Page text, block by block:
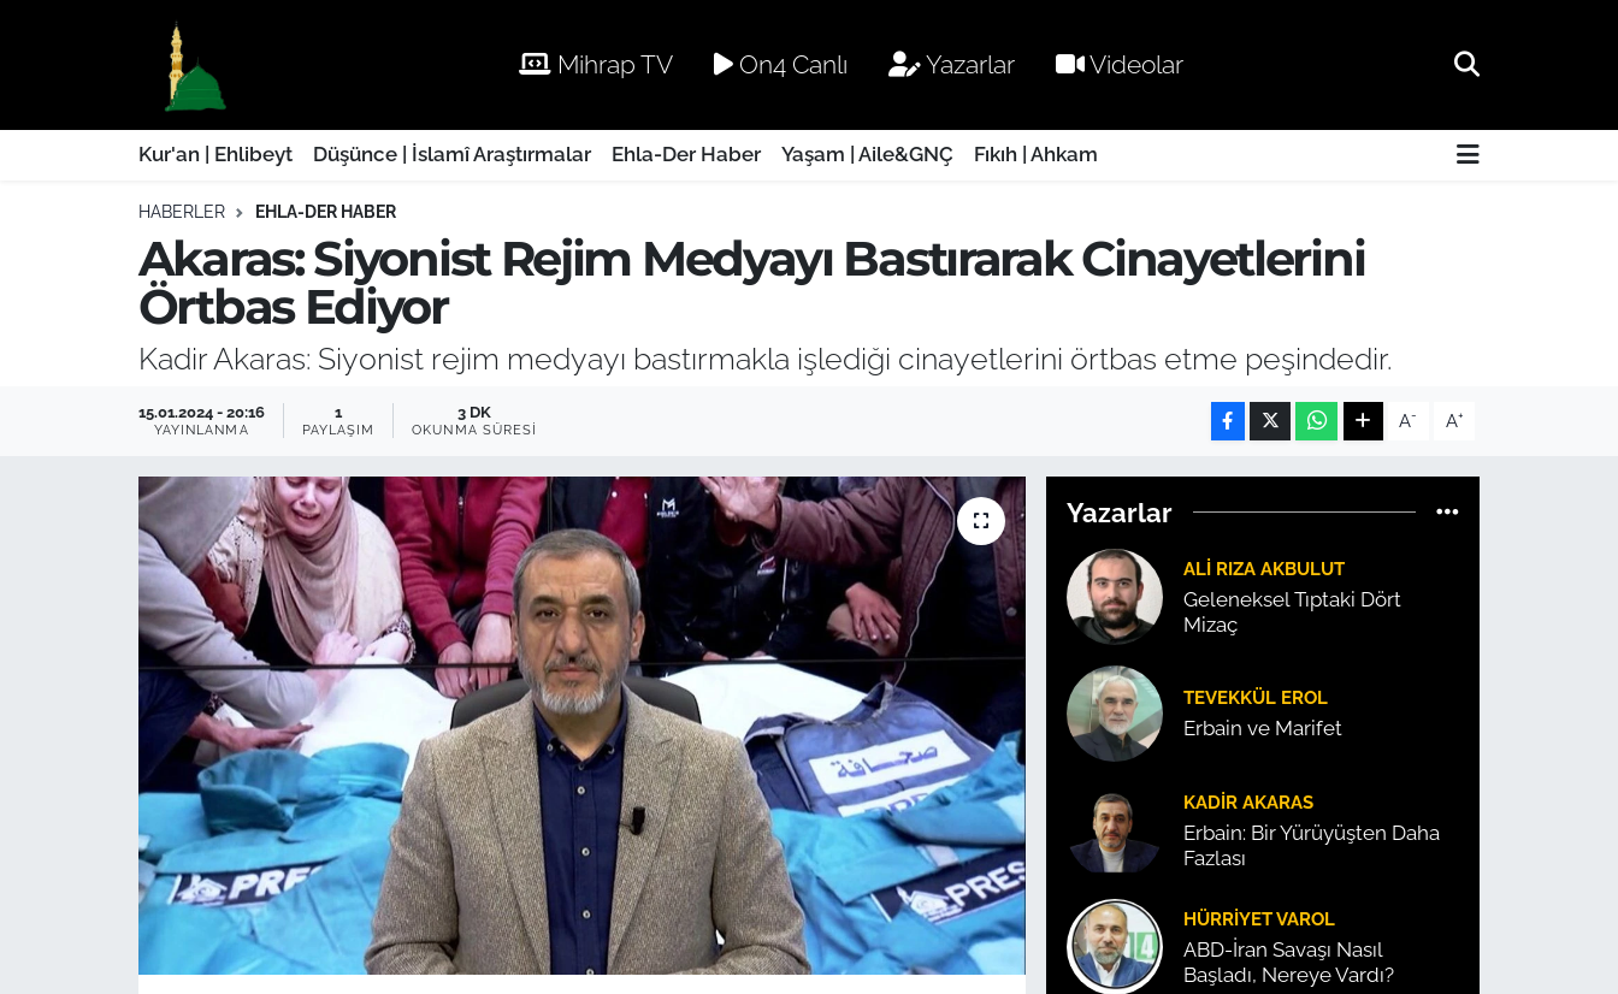
Mihrap TV On4 Canlı Yazarlar Videolar
Kur'an | Ehlibeyt Düşünce | İslamî Araştırmalar Ehla-Der Haber Yaşam | Aile&GNÇ Fıkıh | Ahkam
HABERLER EHLA-DER HABER
Akaras: Siyonist Rejim Medyayı Bastırarak Cinayetlerini
Örtbas Ediyor
Kadir Akaras: Siyonist rejim medyayı bastırmakla işlediği cinayetlerini örtbas etme peşindedir.
15.01.2024 - 20:16
YAYINLANMA
1
PAYLAŞIM
3 DK
OKUNMA SÜRESI A- A+
Yazarlar
ALI RIZA AKBULUT
Geleneksel Tıptaki Dört
Mizaç
TEVEKKÜL EROL
Erbain ve Marifet
KADIR AKARAS
Erbain: Bir Yürüyüşten Daha
Fazlası
HÜRRIYET VAROL
ABD-İran Savaşı Nasıl
Başladı, Nereye Vardı?
Kur'an | Ehlibeyt
Düşünce | İslamî Araştırmalar
Ehla-Der Haber
Yaşam | Aile&GNÇ
Nöbetçi Eczaneler
Hava Durumu
Trafik Durumu
Süper Lig Puan Durumu ve Fikstür